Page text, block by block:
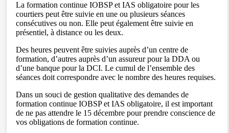
La formation continue IOBSP et IAS obligatoire pour les
courtiers peut être suivie en une ou plusieurs séances
consécutives ou non. Elle peut également être suivie en
présentiel, à distance ou les deux.
Des heures peuvent être suivies auprès d’un centre de
formation, d’autres auprès d’un assureur pour la DDA ou
d’une banque pour la DCI. Le cumul de l’ensemble des
séances doit correspondre avec le nombre des heures requises.
Dans un souci de gestion qualitative des demandes de
formation continue IOBSP et IAS obligatoire, il est important
de ne pas attendre le 15 décembre pour prendre conscience de
vos obligations de formation continue.